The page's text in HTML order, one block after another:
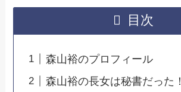
目次
森山裕のプロフィール
森山裕の長女は秘書だった！